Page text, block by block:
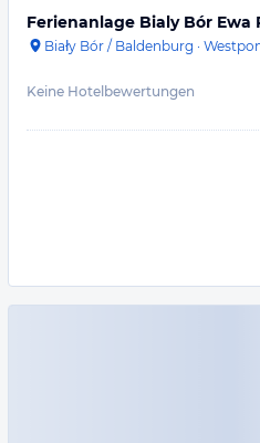
Ferienanlage Bialy Bór Ewa
Biały Bór / Baldenburg ·
Keine Hotelbewertungen